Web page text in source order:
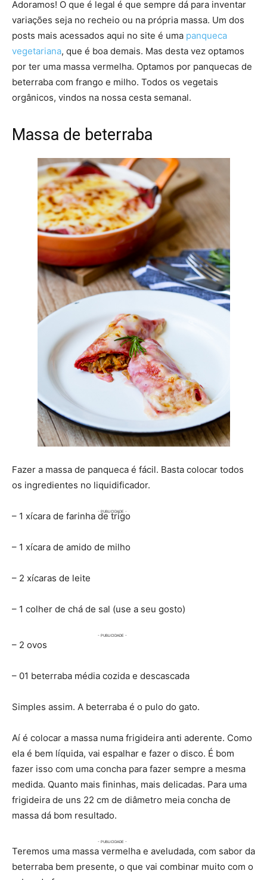
Adoramos! O que é legal é que sempre dá para inventar
variações seja no recheio ou na própria massa. Um dos
posts mais acessados aqui no site é uma panqueca
vegetariana, que é boa demais. Mas desta vez optamos
por ter uma massa vermelha. Optamos por panquecas de
beterraba com frango e milho. Todos os vegetais
orgânicos, vindos na nossa cesta semanal.
Massa de beterraba
Fazer a massa de panqueca é fácil. Basta colocar todos
os ingredientes no liquidificador.
– 1 xícara de farinha de trigo
– 1 xícara de amido de milho
– 2 xícaras de leite
– 1 colher de chá de sal (use a seu gosto)
– 2 ovos
– 01 beterraba média cozida e descascada
Simples assim. A beterraba é o pulo do gato.
Aí é colocar a massa numa frigideira anti aderente. Como
ela é bem líquida, vai espalhar e fazer o disco. É bom
fazer isso com uma concha para fazer sempre a mesma
medida. Quanto mais fininhas, mais delicadas. Para uma
frigideira de uns 22 cm de diâmetro meia concha de
massa dá bom resultado.
Teremos uma massa vermelha e aveludada, com sabor da
beterraba bem presente, o que vai combinar muito com o